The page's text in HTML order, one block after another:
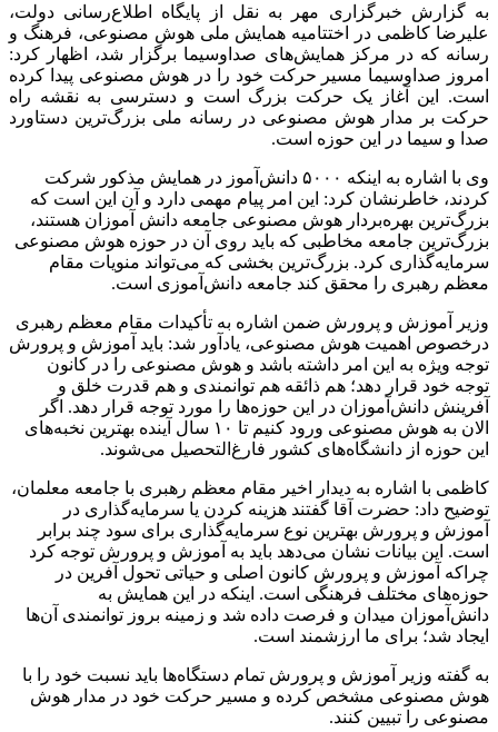
به گزارش خبرگزاری مهر به نقل از پایگاه اطلاع‌رسانی دولت،
علیرضا کاظمی در اختتامیه همایش ملی هوش مصنوعی، فرهنگ و
رسانه که در مرکز همایش‌های صداوسیما برگزار شد، اظهار کرد:
امروز صداوسیما مسیر حرکت خود را در هوش مصنوعی پیدا کرده
است. این آغاز یک حرکت بزرگ است و دسترسی به نقشه راه
حرکت بر مدار هوش مصنوعی در رسانه ملی بزرگ‌ترین دستاورد
صدا و سیما در این حوزه است.
وی با اشاره به اینکه ۵۰۰۰ دانش‌آموز در همایش مذکور شرکت
کردند، خاطرنشان کرد: این امر پیام مهمی دارد و آن این است که
بزرگ‌ترین بهره‌بردار هوش مصنوعی جامعه دانش آموزان هستند،
بزرگ‌ترین جامعه مخاطبی که باید روی آن در حوزه هوش مصنوعی
سرمایه‌گذاری کرد. بزرگ‌ترین بخشی که می‌تواند منویات مقام
معظم رهبری را محقق کند جامعه دانش‌آموزی است‌.
وزیر آموزش و پرورش ضمن اشاره به تأکیدات مقام معظم رهبری
درخصوص اهمیت هوش مصنوعی، یادآور شد: باید آموزش و پرورش
توجه ویژه به این امر داشته باشد و هوش مصنوعی را در کانون
توجه خود قرار دهد؛ هم ذائقه هم توانمندی و هم قدرت خلق و
آفرینش دانش‌آموزان در این حوزه‌ها را مورد توجه قرار دهد. اگر
الان به هوش مصنوعی ورود کنیم تا ۱۰ سال آینده بهترین نخبه‌های
این حوزه از دانشگاه‌های کشور فارغ‌التحصیل می‌شوند.
کاظمی با اشاره به دیدار اخیر مقام معظم رهبری با جامعه معلمان،
توضیح داد: حضرت آقا گفتند هزینه کردن یا سرمایه‌گذاری در
آموزش و پرورش بهترین نوع سرمایه‌گذاری برای سود چند برابر
است. این بیانات نشان می‌دهد باید به آموزش و پرورش توجه کرد
چراکه آموزش و پرورش کانون اصلی و حیاتی تحول آفرین در
حوزه‌های مختلف فرهنگی است. اینکه در این همایش به
دانش‌آموزان میدان و فرصت داده شد و زمینه بروز توانمندی آن‌ها
ایجاد شد؛ برای ما ارزشمند است.
به گفته وزیر آموزش و پرورش تمام دستگاه‌ها باید نسبت خود را با
هوش مصنوعی مشخص کرده و مسیر حرکت خود در مدار هوش
مصنوعی را تبیین کنند.